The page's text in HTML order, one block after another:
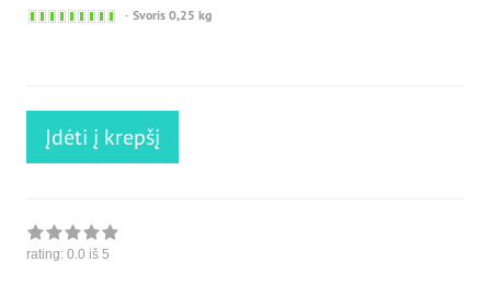
Sofort
Svoris 0,25 kg
Įdėti į krepšį
rating: 0.0 iš 5